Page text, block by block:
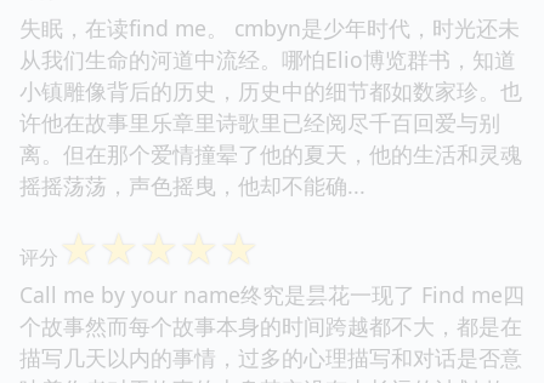
失眠，在读find me。 cmbyn是少年时代，时光还未
从我们生命的河道中流经。哪怕Elio博览群书，知道
小镇雕像背后的历史，历史中的细节都如数家珍。也
许他在故事里乐章里诗歌里已经阅尽千百回爱与别
离。但在那个爱情撞晕了他的夏天，他的生活和灵魂
摇摇荡荡，声色摇曳，他却不能确...
评分 ☆☆☆☆☆
Call me by your name终究是昙花一现了 Find me四
个故事然而每个故事本身的时间跨越都不大，都是在
描写几天以内的事情，过多的心理描写和对话是否意